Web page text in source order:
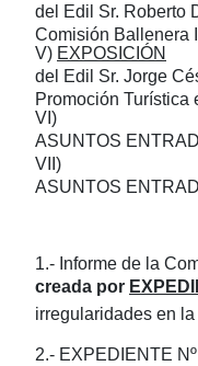
del Edil Sr. Roberto
Comisión Ballenera
V) EXPOSICIÓN
del Edil Sr. Jorge
Promoción Turística
VI)
ASUNTOS
VII)
ASUNTOS
1.- Informe de la
creada por
irregularidades en
2.- EXPEDIENTE